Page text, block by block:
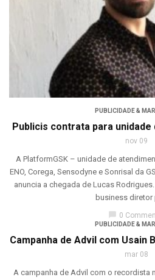
PUBLICIDADE &
Publicis contrata para unidade
nov 09
A PlatformGSK – unidade de
ENO, Corega, Sensodyne e Sonrisal da
anuncia a chegada de Lucas
business diretor
chat_bubble 0
PUBLICIDADE &
Campanha de Advil com Usain
mar 08
A campanha de Advil com o recordista